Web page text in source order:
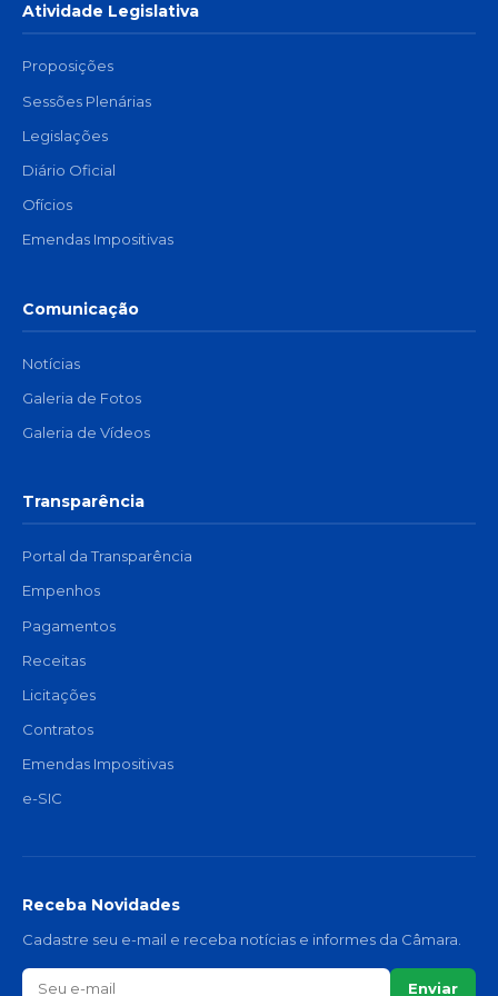
Atividade Legislativa
Proposições
Sessões Plenárias
Legislações
Diário Oficial
Ofícios
Emendas Impositivas
Comunicação
Notícias
Galeria de Fotos
Galeria de Vídeos
Transparência
Portal da Transparência
Empenhos
Pagamentos
Receitas
Licitações
Contratos
Emendas Impositivas
e-SIC
Receba Novidades
Cadastre seu e-mail e receba notícias e informes da Câmara.
Enviar